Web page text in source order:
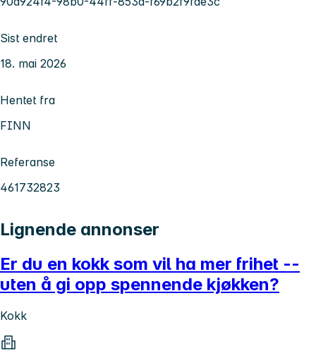
Sist endret
18. mai 2026
Hentet fra
FINN
Referanse
461732823
Lignende annonser
Er du en kokk som vil ha mer frihet --
uten å gi opp spennende kjøkken?
Kokk